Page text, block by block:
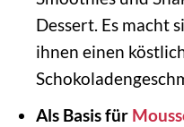
Dessert. Es macht
ihnen einen
Als Basis für